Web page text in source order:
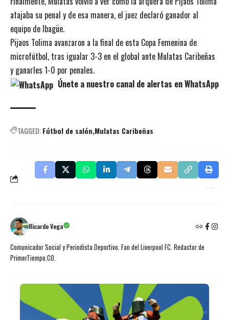
atajaba su penal y de esa manera, el juez declaró ganador al
equipo de Ibagüe.
Pijaos Tolima avanzaron a la final de esta Copa Femenina de
microfútbol, tras igualar 3-3 en el global ante Mulatas Caribeñas
y ganarles 1-0 por penales.
Únete a nuestro canal de alertas en WhatsApp
TAGGED:Fútbol de salón Mulatas Caribeñas
Ricardo Vega
Comunicador Social y Periodista Deportivo. Fan del Liverpool FC. Redactor de
PrimerTiempo.CO.